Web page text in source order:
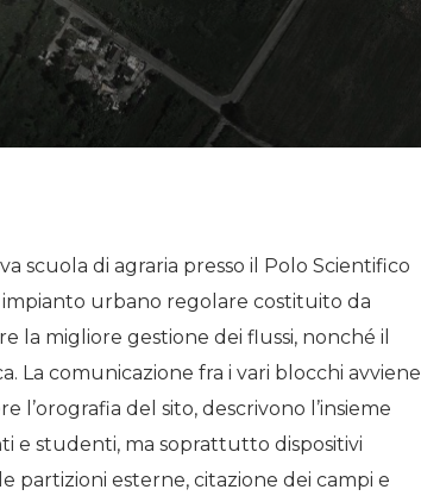
scuola di agraria presso il Polo Scientifico
impianto urbano regolare costituito da
migliore gestione dei flussi, nonché il
La comunicazione fra i vari blocchi avviene
l’orografia del sito, descrivono l’insieme
e studenti, ma soprattutto dispositivi
partizioni esterne, citazione dei campi e
rigenera la città nel
nuovo talk di
NiiProgetti